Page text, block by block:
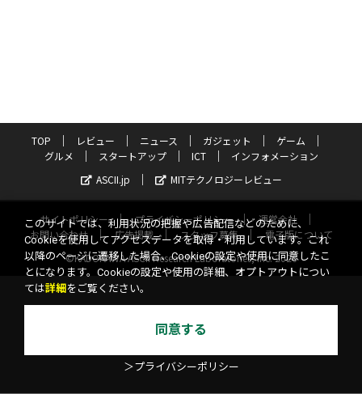
TOP レビュー ニュース ガジェット
ゲーム
グルメ
スタートアップ ICT
インフォメーション
ASCII.jp
MITテクノロジーレビュー
サイトポリシー プライバシーポリシー
運営会社
お問い合わせ
広告掲載 スタッフ募集
電子版について
©KADOKAWA ASCII Research Laboratories, Inc. 2026
このサイトでは、利用状況の把握や広告配信などのために、
Cookieを使用してアクセスデータを取得・利用しています。これ
以降のページに遷移した場合、Cookieの設定や使用に同意したこ
とになります。Cookieの設定や使用の詳細、オプトアウトについ
ては詳細 をご覧ください。
同意する
＞プライバシーポリシー